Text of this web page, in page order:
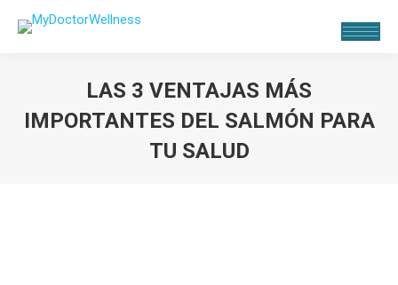
LAS 3 VENTAJAS MÁS
IMPORTANTES DEL SALMÓN PARA
TU SALUD